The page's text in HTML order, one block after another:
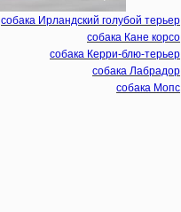
собака Ирландский голубой терьер
собака Кане корсо
собака Керри-блю-терьер
собака Лабрадор
собака Мопс